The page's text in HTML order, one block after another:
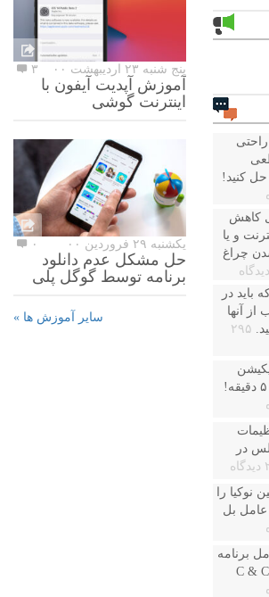
حل کنید!
کاهش
و یا
چراغ
باید در
آنها
۲۹۵
در
نوکیا را
بل
برنامه
پنج شنبه ۲۳ اردیبهشت ۰۰ ۳
آموزش آپدیت آیفون با
اینترنت گوشی
یکشنبه ۲۹ فروردین ۰۰ ۰
حل مشکل عدم دانلود
برنامه توسط گوگل پلی
سایر آموزش ها »